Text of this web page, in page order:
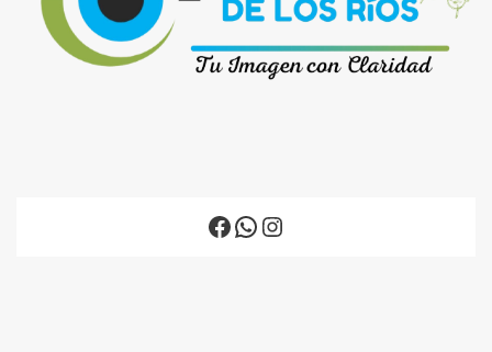
Facebook
WhatsApp
Instagram